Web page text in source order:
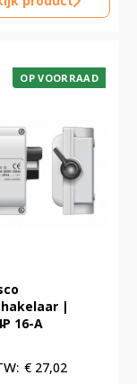
OP VOORRAAD
|
16-A
€ 27,02